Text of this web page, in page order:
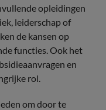
opleidingen
leiderschap of
de kansen op
functies. Ook het
en
rol.
om door te